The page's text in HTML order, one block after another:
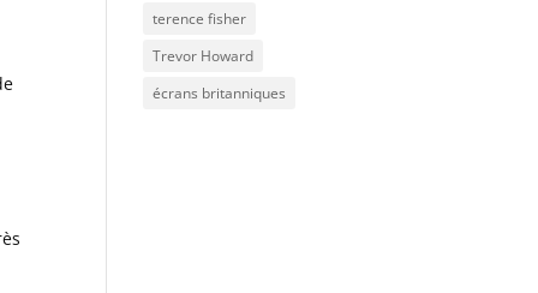
terence fisher
Trevor Howard
écrans britanniques